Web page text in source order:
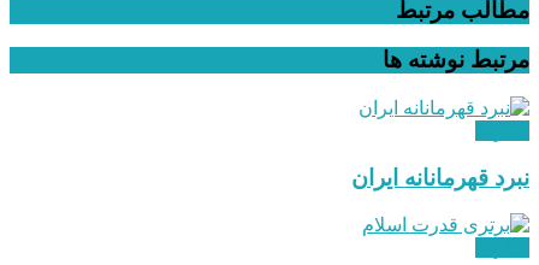
مطالب مرتبط
مرتبط نوشته ها
نبرد قهرمانانه ایران